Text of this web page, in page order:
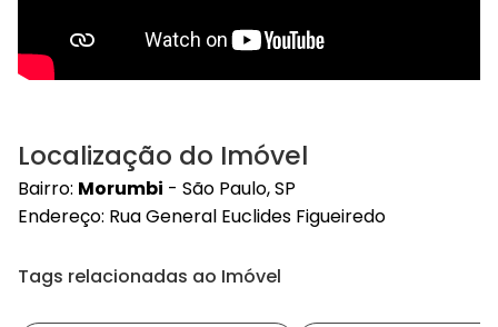
Localização do Imóvel
Bairro: Morumbi - São Paulo, SP
Endereço: Rua General Euclides Figueiredo
Tags relacionadas ao Imóvel